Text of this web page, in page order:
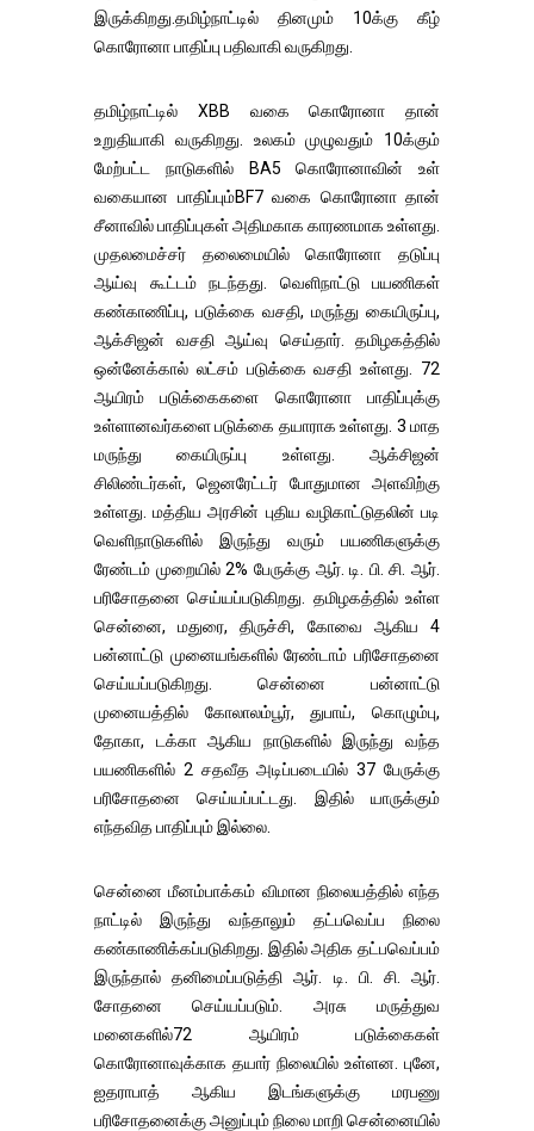
இருக்கிறது.தமிழ்நாட்டில் தினமும் 10க்கு கீழ்
கொரோனா பாதிப்பு பதிவாகி வருகிறது.
தமிழ்நாட்டில் XBB வகை கொரோனா தான்
உறுதியாகி வருகிறது. உலகம் முழுவதும் 10க்கும்
மேற்பட்ட நாடுகளில் BA5 கொரோனாவின் உள்
வகையான பாதிப்பும்BF7 வகை கொரோனா தான்
சீனாவில் பாதிப்புகள் அதிமகாக காரணமாக உள்ளது.
முதலமைச்சர் தலைமையில் கொரோனா தடுப்பு
ஆய்வு கூட்டம் நடந்தது. வெளிநாட்டு பயணிகள்
கண்காணிப்பு, படுக்கை வசதி, மருந்து கையிருப்பு,
ஆக்சிஜன் வசதி ஆய்வு செய்தார். தமிழகத்தில்
ஒன்னேக்கால் லட்சம் படுக்கை வசதி உள்ளது. 72
ஆயிரம் படுக்கைகளை கொரோனா பாதிப்புக்கு
உள்ளானவர்களை படுக்கை தயாராக உள்ளது. 3 மாத
மருந்து கையிருப்பு உள்ளது. ஆக்சிஜன்
சிலிண்டர்கள், ஜெனரேட்டர் போதுமான அளவிற்கு
உள்ளது. மத்திய அரசின் புதிய வழிகாட்டுதலின் படி
வெளிநாடுகளில் இருந்து வரும் பயணிகளுக்கு
ரேண்டம் முறையில் 2% பேருக்கு ஆர். டி. பி. சி. ஆர்.
பரிசோதனை செய்யப்படுகிறது. தமிழகத்தில் உள்ள
சென்னை, மதுரை, திருச்சி, கோவை ஆகிய 4
பன்னாட்டு முனையங்களில் ரேண்டாம் பரிசோதனை
செய்யப்படுகிறது. சென்னை பன்னாட்டு
முனையத்தில் கோலாலம்பூர், துபாய், கொழும்பு,
தோகா, டக்கா ஆகிய நாடுகளில் இருந்து வந்த
பயணிகளில் 2 சதவீத அடிப்படையில் 37 பேருக்கு
பரிசோதனை செய்யப்பட்டது. இதில் யாருக்கும்
எந்தவித பாதிப்பும் இல்லை.
சென்னை மீனம்பாக்கம் விமான நிலையத்தில் எந்த
நாட்டில் இருந்து வந்தாலும் தட்பவெப்ப நிலை
கண்காணிக்கப்படுகிறது. இதில் அதிக தட்பவெப்பம்
இருந்தால் தனிமைப்படுத்தி ஆர். டி. பி. சி. ஆர்.
சோதனை செய்யப்படும். அரசு மருத்துவ
மனைகளில்72 ஆயிரம் படுக்கைகள்
கொரோனாவுக்காக தயார் நிலையில் உள்ளன. புனே,
ஐதராபாத் ஆகிய இடங்களுக்கு மரபணு
பரிசோதனைக்கு அனுப்பும் நிலை மாறி சென்னையில்